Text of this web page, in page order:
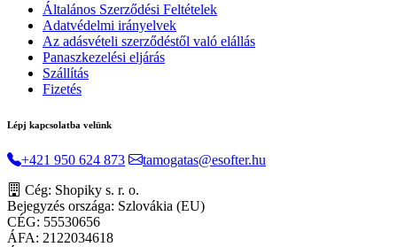
Általános Szerződési Feltételek
Adatvédelmi irányelvek
Az adásvételi szerződéstől való elállás
Panaszkezelési eljárás
Szállítás
Fizetés
Lépj kapcsolatba velünk
+421 950 624 873
tamogatas@esofter.hu
Cég: Shopiky s. r. o.
Bejegyzés országa: Szlovákia (EU)
CÉG: 55530656
ÁFA: 2122034618